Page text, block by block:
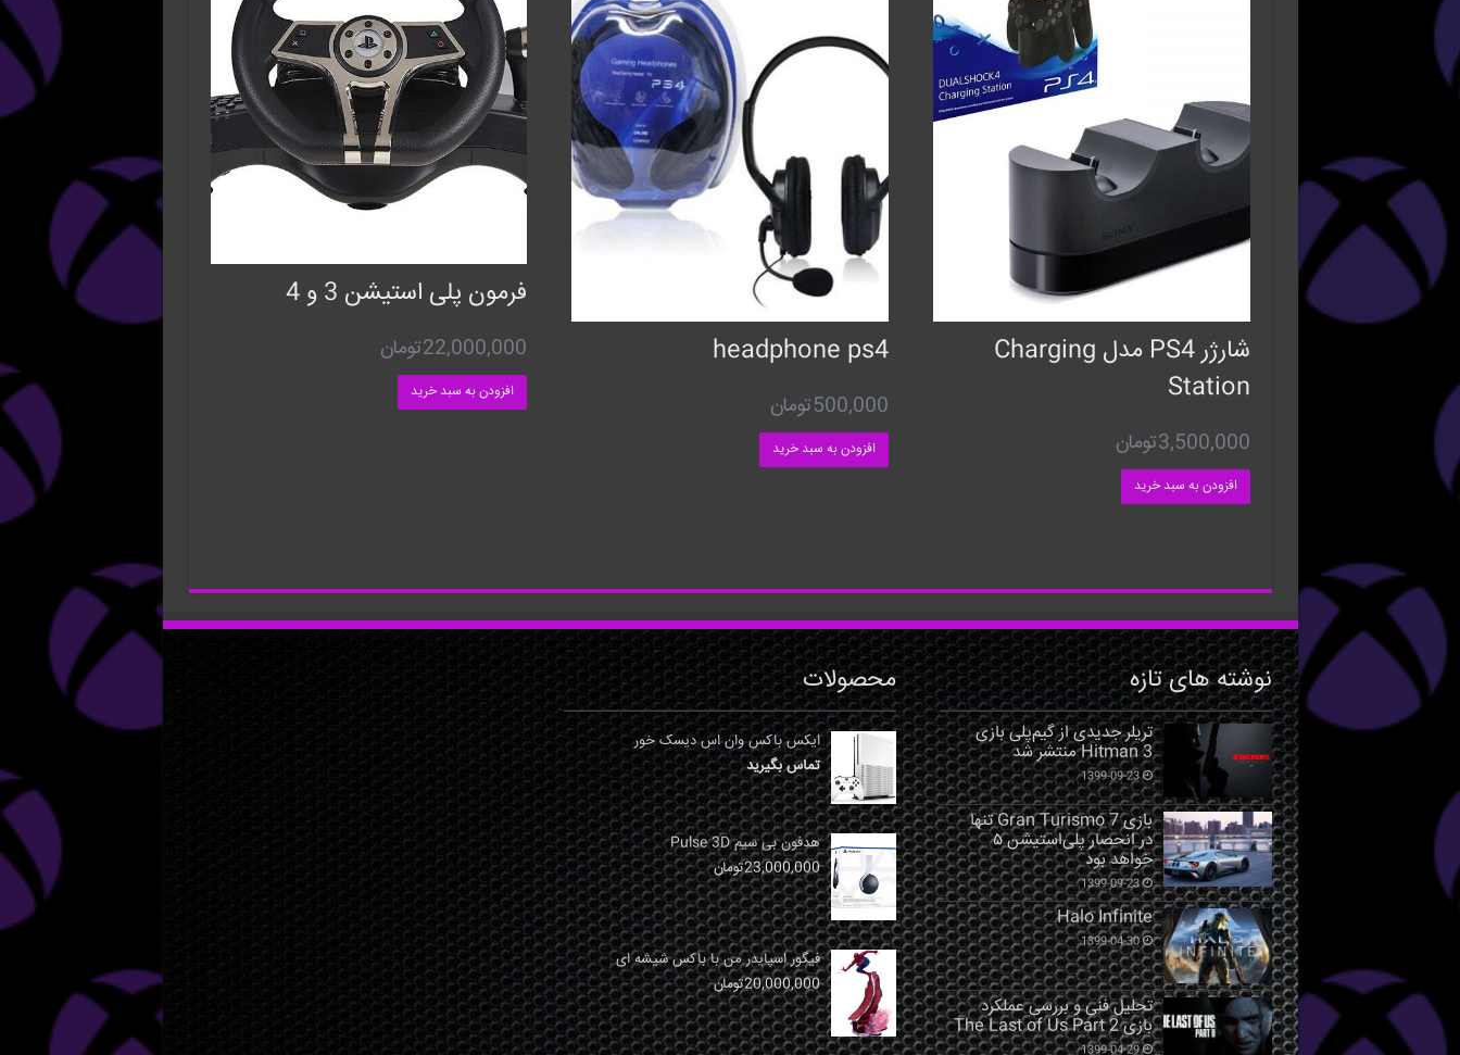
شارژر PS4 مدل Charging
Station
3,500,000تومان
افزودن به سبد خرید
headphone ps4
500,000تومان
افزودن به سبد خرید
فرمون پلی استیشن 3 و 4
22,000,000تومان
افزودن به سبد خرید
نوشته های تازه
تریلر جدیدی از گیم‌پلی بازی
Hitman 3 منتشر شد
1399-09-23
بازی Gran Turismo 7 تنها
در انحصار پلی‌استیشن ۵
خواهد بود
1399-09-23
Halo Infinite
1399-04-30
تحلیل فنی و بررسی عملکرد
بازی The Last of Us Part 2
1399-04-29
محصولات
ایکس باکس وان اس دیسک خور
تماس بگیرید
هدفون بی سیم Pulse 3D
23,000,000تومان
فیگور اسپایدر من با باکس شیشه ای
20,000,000تومان